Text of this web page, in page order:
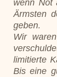
wenn Not
Ärmsten
geben.
Wir
limitierte
Bis eine